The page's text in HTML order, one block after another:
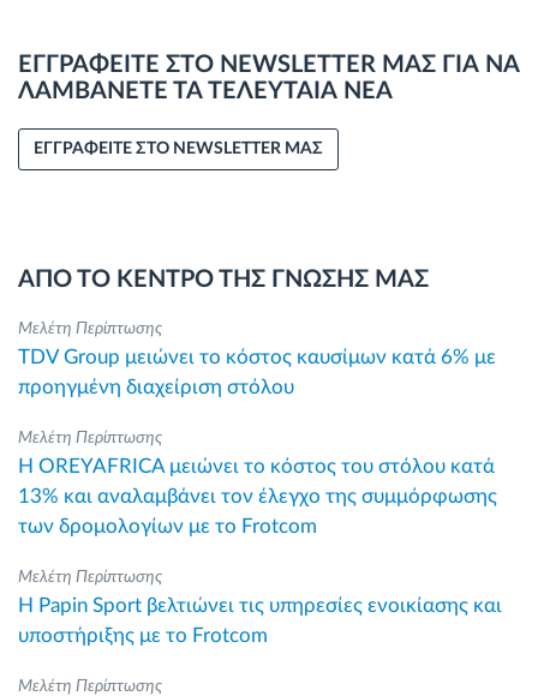
ΕΓΓΡΑΦΕΙΤΕ ΣΤΟ NEWSLETTER ΜΑΣ ΓΙΑ ΝΑ
ΛΑΜΒΑΝΕΤΕ ΤΑ ΤΕΛΕΥΤΑΙΑ ΝΕΑ
ΕΓΓΡΑΦΕΙΤΕ ΣΤΟ NEWSLETTER ΜΑΣ
ΑΠΟ ΤΟ ΚΕΝΤΡΟ ΤΗΣ ΓΝΩΣΗΣ ΜΑΣ
Μελέτη Περίπτωσης
TDV Group μειώνει το κόστος καυσίμων κατά 6% με
προηγμένη διαχείριση στόλου
Μελέτη Περίπτωσης
Η OREYAFRICA μειώνει το κόστος του στόλου κατά
13% και αναλαμβάνει τον έλεγχο της συμμόρφωσης
των δρομολογίων με το Frotcom
Μελέτη Περίπτωσης
Η Papin Sport βελτιώνει τις υπηρεσίες ενοικίασης και
υποστήριξης με το Frotcom
Μελέτη Περίπτωσης